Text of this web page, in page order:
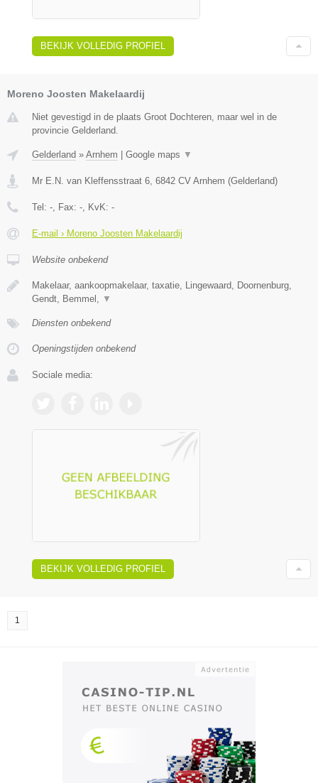
BEKIJK VOLLEDIG PROFIEL
Moreno Joosten Makelaardij
Niet gevestigd in de plaats Groot Dochteren, maar wel in de
provincie Gelderland.
Gelderland » Arnhem Google maps ▼
Mr E.N. van Kleffensstraat 6, 6842 CV Arnhem (Gelderland)
Tel: -, Fax: -, KvK: -
E-mail › Moreno Joosten Makelaardij
Website onbekend
Makelaar, aankoopmakelaar, taxatie, Lingewaard, Doornenburg,
Gendt, Bemmel, ▼
Diensten onbekend
Openingstijden onbekend
Sociale media:
BEKIJK VOLLEDIG PROFIEL
1